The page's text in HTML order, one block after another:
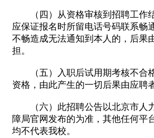
（四）从资格审核到招聘工作
应保证报名时所留电话号码联系畅
不畅造成无法通知到本人的，后果
担。
（五）入职后试用期考核不合
资格，由此产生的一切后果由应聘
（六）此招聘公告以北京市人
障局官网发布的为准，其他任何平
均不代表我校。